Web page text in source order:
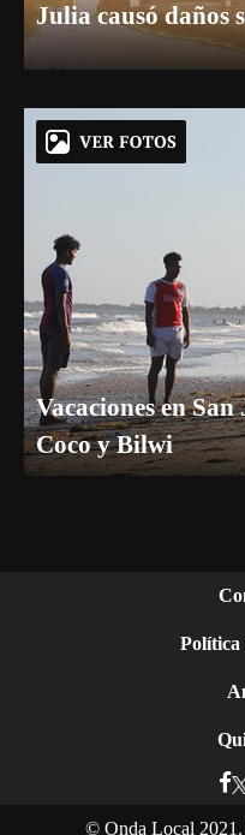
Julia causó daños
Vacaciones en
Coco y Bilwi
Política
© Onda Local 2021.